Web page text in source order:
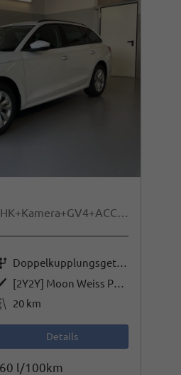
Selection 150PS TDI DSG AHK+Kamera+GV4+ACC+TravelAssist+Sunset+Alu+LightAssist
Getriebe
Doppelkupplungsgetriebe (DSG)
Außenfarbe
[2Y2Y] Moon Weiss Perleffekt
Kilometerstand 20 km
Details
l/100km